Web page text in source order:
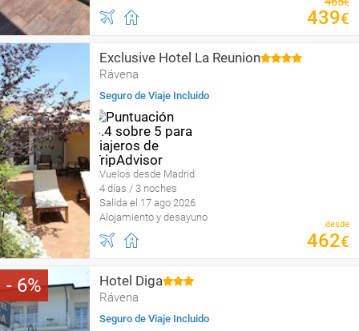
439€
Exclusive Hotel La Reunion
Rávena
Seguro de Viaje Incluido
Vuelos desde Madrid
4 días / 3 noches
Salida el 17 ago 2026
Alojamiento y desayuno
desde
462€
6 Hotel Diga
Rávena
Seguro de Viaje Incluido